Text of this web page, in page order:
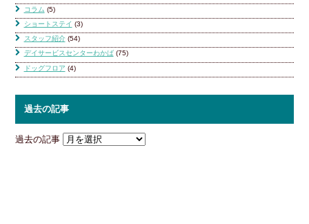
コラム (5)
ショートステイ (3)
スタッフ紹介(54)
デイサービスセンターわかば(75)
ドッグフロア (4)
過去の記事
過去の記事